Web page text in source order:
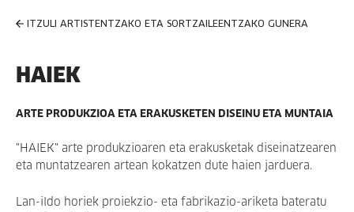
ITZULI ARTISTENTZAKO ETA SORTZAILEENTZAKO GUNERA
HAIEK
ARTE PRODUKZIOA ETA ERAKUSKETEN DISEINU ETA MUNTAIA
"HAIEK" arte produkzioaren eta erakusketak diseinatzearen
eta muntatzearen artean kokatzen dute haien jarduera.
Lan-ildo horiek proiekzio- eta fabrikazio-ariketa bateratu